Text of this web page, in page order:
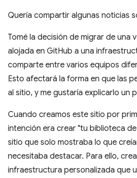
Quería compartir algunas noticias
Tomé la decisión de migrar de una
alojada en GitHub a una
comparte entre varios equipos
Esto afectará la forma en que las
al sitio, y me gustaría explicarlo un
Cuando creamos este sitio por
intención era crear "tu biblioteca
sitio que solo mostraba lo que
necesitaba destacar. Para ello,
infraestructura personalizada que